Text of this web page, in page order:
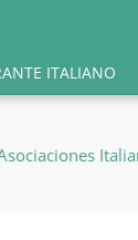
ITALIANO